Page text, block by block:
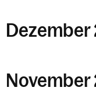
Dezember
November